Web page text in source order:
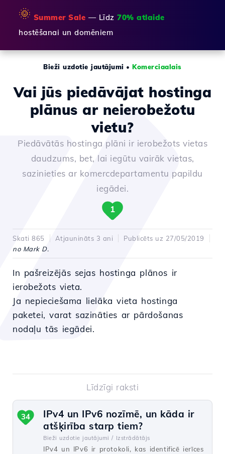
🌞 Summer Sale — Līdz 70% atlaide
hostēšanai un domēniem
Bieži uzdotie jautājumi •Komerciaalais
Vai jūs piedāvājat hostinga
plānus ar neierobežotu
vietu?
Piedāvātās hostinga plāni ir ierobežots vietas
daudzums, bet, lai iegūtu vairāk vietas,
sazinieties ar komercdepartamentu papildu
iegādei.
1
Skati 865 Atjaunināts 3 ani
Publicēts uz 27/05/2019
no Mark D.
In pašreizējās sejas hostinga plānos ir
ierobežots vieta.
Ja nepieciešama lielāka vieta hostinga
paketei, varat sazināties ar pārdošanas
nodaļu tās iegādei.
Līdzīgi raksti
IPv4 un IPv6 nozīmē, un kāda ir
atšķirība starp tiem?
Bieži uzdotie jautājumi / Izstrādātājs
IPv4 un IPv6 ir protokoli, kas identificē ierīces
34